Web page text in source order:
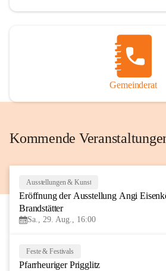
Gemeinderat
Kommende
Ausstellungen & Kunst
Eröffnung der Ausstellung Angi
Brandstätter
Sa., 29. Aug., 16:00
Feste & Festivals
Pfarrheuriger Prigglitz